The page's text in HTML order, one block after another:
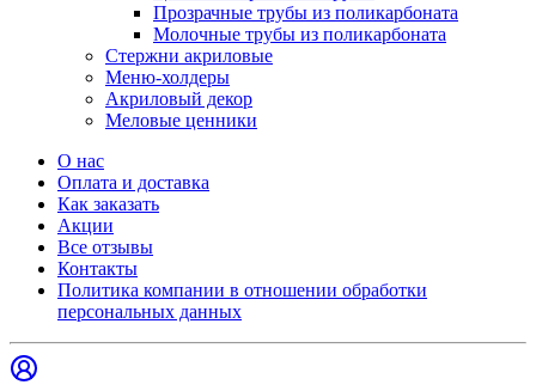
Прозрачные трубы из поликарбоната
Молочные трубы из поликарбоната
Стержни акриловые
Меню-холдеры
Акриловый декор
Меловые ценники
О нас
Оплата и доставка
Как заказать
Акции
Все отзывы
Контакты​
Политика компании в отношении обработки
персональных данных